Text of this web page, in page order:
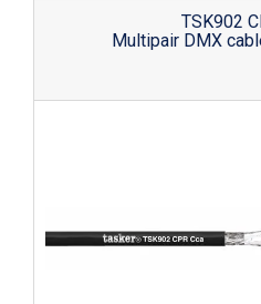
TSK902
Multipair DMX